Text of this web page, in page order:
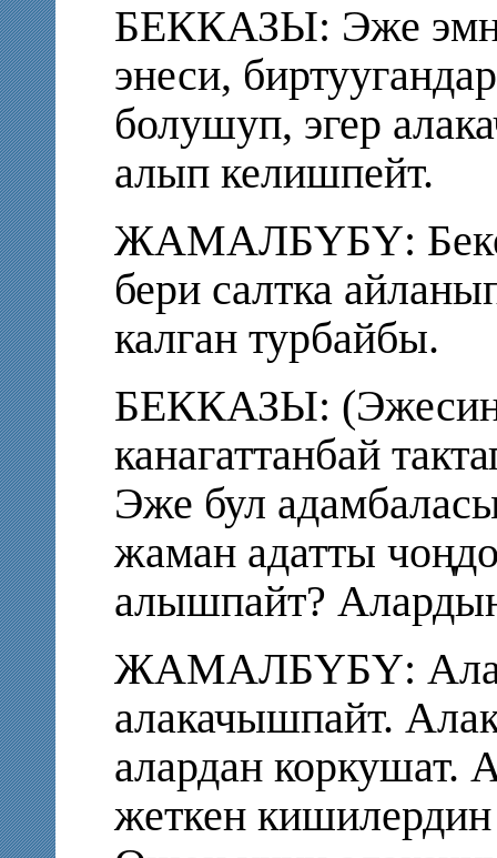
БЕККАЗЫ: Эже
энеси,
болушуп, эгер
алып келишпейт.
ЖАМАЛБҮБҮ: Бекен
бери салтка
калган турбайбы.
БЕККАЗЫ:
канагаттанбай
Эже бул
жаман адатты
алышпайт?
ЖАМАЛБҮБҮ:
алакачышпайт.
алардан коркушат.
жеткен